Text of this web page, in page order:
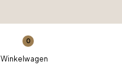
0
Winkelwagen